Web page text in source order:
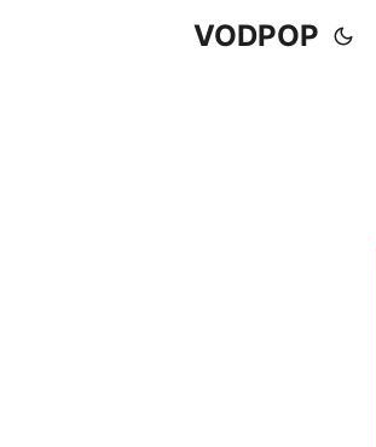
VODPOP